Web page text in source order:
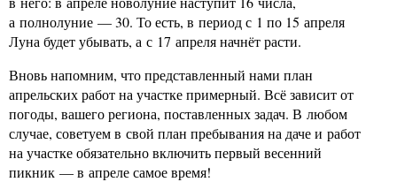
а полнолуние — 30. То есть, в период с 1 по 15 апреля
Луна будет убывать, а с 17 апреля начнёт расти.
Вновь напомним, что представленный нами план
апрельских работ на участке примерный. Всё зависит от
погоды, вашего региона, поставленных задач. В любом
случае, советуем в свой план пребывания на даче и работ
на участке обязательно включить первый весенний
пикник — в апреле самое время!